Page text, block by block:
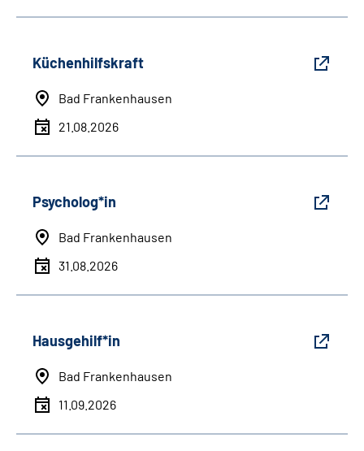
Küchenhilfskraft
Bad Frankenhausen
21.08.2026
Psycholog*in
Bad Frankenhausen
31.08.2026
Hausgehilf*in
Bad Frankenhausen
11.09.2026